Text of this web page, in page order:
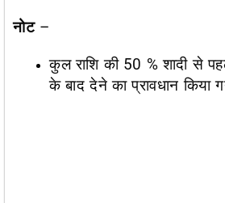
नोट–
कुल राशि की 50 % शादी से
के बाद देने का प्रावधान किया